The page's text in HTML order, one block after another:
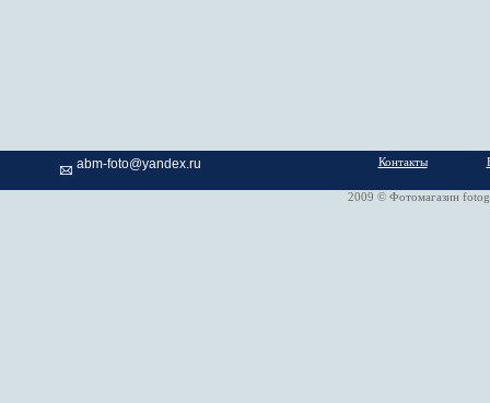
abm-foto@yandex.ru Контакты
2009 © Фотомагазин